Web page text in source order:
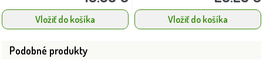
Vložiť do košíka Vložiť do košíka
Podobné produkty